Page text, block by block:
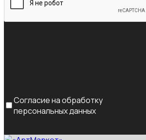
Согласие на обработку
персональных данных